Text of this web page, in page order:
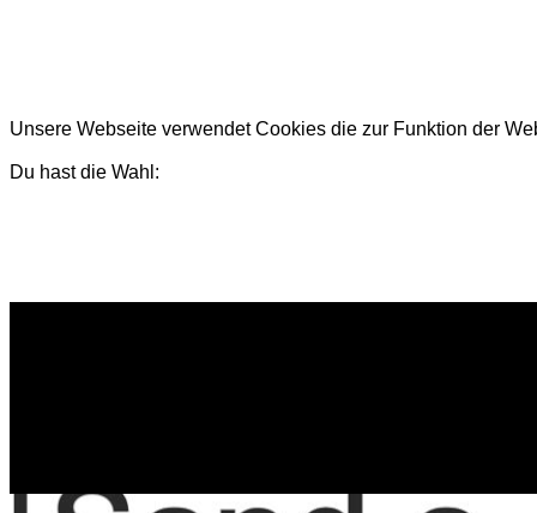
Unsere Webseite verwendet Cookies die zur Funktion der
Du hast die Wahl: